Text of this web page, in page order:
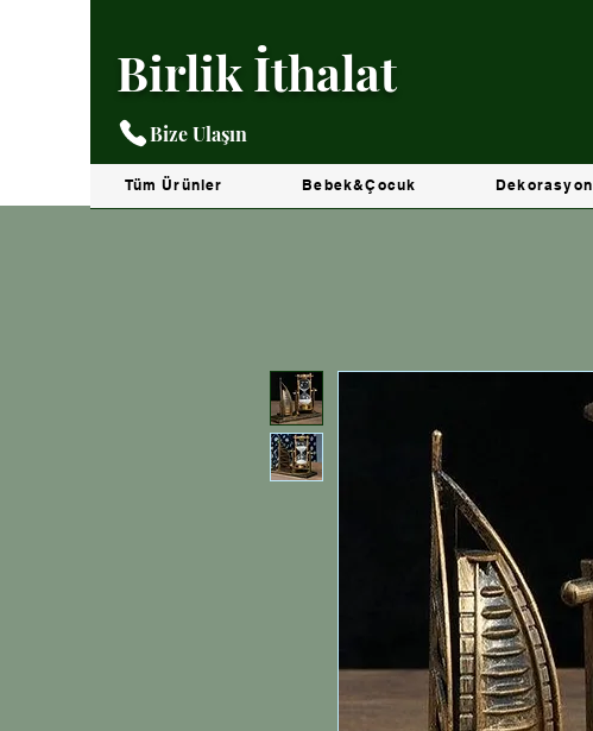
Birlik İthalat
Bize Ulaşın
Tüm Ürünler Bebek&Çocuk Dekorasyon